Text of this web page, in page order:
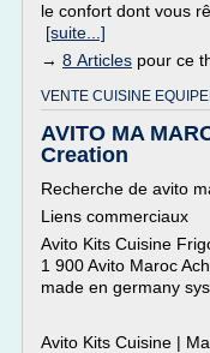
le confort dont vous
[suite...]
→ 8 Articles pour ce
VENTE CUISINE
AVITO MA
Creation
Recherche de avito
Liens commerciaux
Avito Kits Cuisine
1 900 Avito Maroc
made en germany
Avito Kits Cuisine |